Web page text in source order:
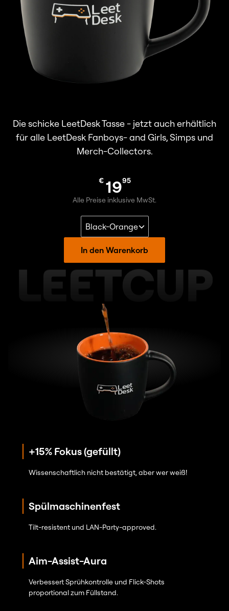
Die schicke LeetDesk Tasse - jetzt auch erhältlich
für alle LeetDesk Fanboys- and Girls, Simps und
Merch-Collectors.
€ 1995
Alle Preise inklusive MwSt.
In den Warenkorb
LEETCUP
+15% Fokus (gefüllt)
Wissenschaftlich nicht bestätigt, aber wer weiß!
Spülmaschinenfest
Tilt-resistent und LAN-Party-approved.
Aim-Assist-Aura
Verbessert Sprühkontrolle und Flick-Shots
proportional zum Füllstand.